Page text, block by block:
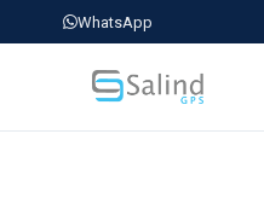
WhatsApp